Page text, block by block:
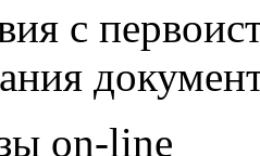
с
on-line